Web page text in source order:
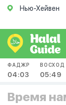
Нью-Хейвен
ФАДЖР
04:03
ВОСХОД
05:49
Время